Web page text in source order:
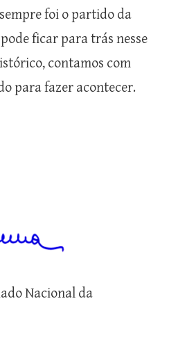
foi o partido da
ficar para trás nesse
contamos com
para fazer acontecer.
Nacional da